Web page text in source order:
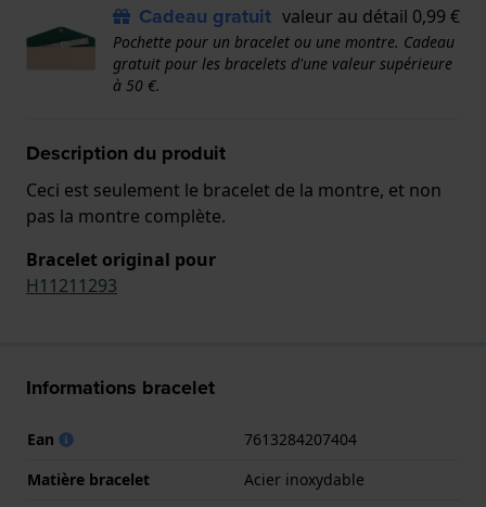
Cadeau gratuit valeur au détail 0,99 €
Pochette pour un bracelet ou une montre. Cadeau
gratuit pour les bracelets d'une valeur supérieure
à 50 €.
Description du produit
Ceci est seulement le bracelet de la montre, et non
pas la montre complète.
Bracelet original pour
H11211293
Informations bracelet
Ean
7613284207404
Matière bracelet
Acier inoxydable